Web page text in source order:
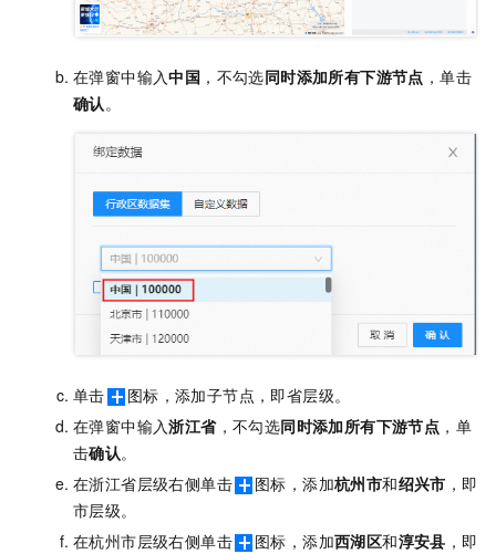
在弹窗中输入中国 ，不勾选同时添加所有下游节点 ，单击
确认。
单击
图标，添加子节点，即省层级。
在弹窗中输入浙江省，不勾选同时添加所有下游节点 ，单
击确认。
在浙江省层级右侧单击
图标，添加杭州市和绍兴市 ，即
市层级。
在杭州市层级右侧单击
图标，添加西湖区和淳安县 ，即